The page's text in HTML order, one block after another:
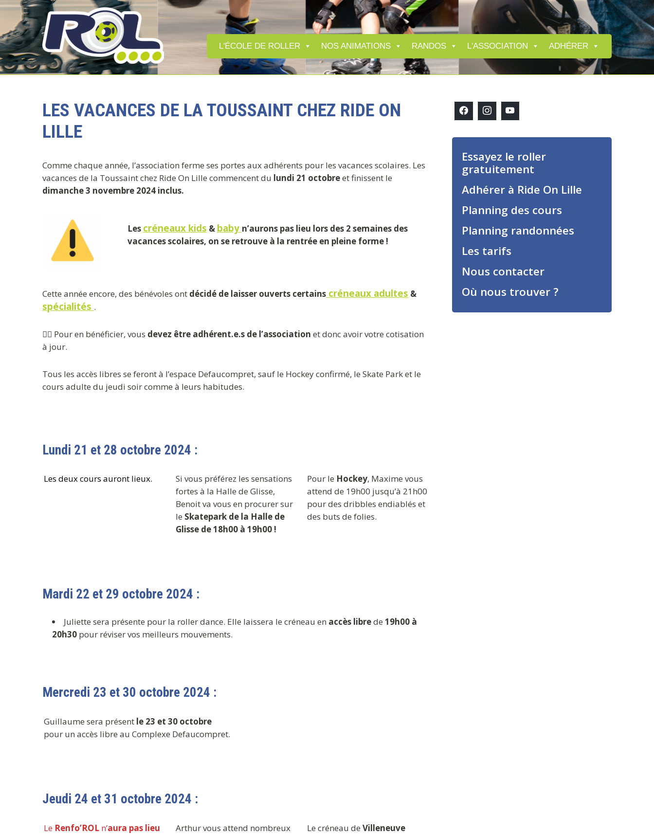
Skip
content
RIDE ON LILLE |
ROLLER
L'ÉCOLE DE ROLLER NOS ANIMATIONS RANDOS L'ASSOCIATION ADHÉRER
LES VACANCES DE LA TOUSSAINT CHEZ RIDE ON
LILLE
Comme chaque année, l’association ferme ses portes aux adhérents pour les vacances scolaires. Les
vacances de la Toussaint chez Ride On Lille commencent du lundi 21 octobreet finissent le
dimanche 3 novembre 2024 inclus.
Les créneaux kids & baby n’aurons pas lieu lors des 2 semaines des
vacances scolaires, on se retrouve à la rentrée en pleine forme !
Cette année encore, des bénévoles ont décidé de laisser ouverts certains créneaux adultes &
spécialités .
👉🏼 Pour en bénéficier, vous devez être adhérent.e.s de l’association et donc avoir votre cotisation
à jour.
Tous les accès libres se feront à l’espace Defaucompret, sauf le Hockey confirmé, le Skate Park et le
cours adulte du jeudi soir comme à leurs habitudes.
Lundi 21 et 28 octobre 2024 :
Les deux cours auront lieux.
Si vous préférez les sensations
fortes à la Halle de Glisse,
Benoit va vous en procurer sur
le Skatepark de la Halle de
Glisse de 18h00 à 19h00 !
Pour le Hockey, Maxime vous
attend de 19h00 jusqu’à 21h00
pour des dribbles endiablés et
des buts de folies.
Mardi 22 et 29 octobre 2024 :
Juliette sera présente pour la roller dance. Elle laissera le créneau en accès librede 19h00 à
20h30 pour réviser vos meilleurs mouvements.
Mercredi 23 et 30 octobre 2024 :
Guillaume sera présent le 23 et 30 octobre
pour un accès libre au Complexe Defaucompret.
Jeudi 24 et 31 octobre 2024 :
Le Renfo’ROL n’aura pas lieu
Arthur vous attend nombreux
Le créneau de Villeneuve
Essayez le roller
gratuitement
Adhérer à Ride On Lille
Planning des cours
Planning randonnées
Les tarifs
Nous contacter
Où nous trouver ?